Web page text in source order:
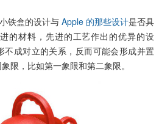
铁盒的设计与 Apple 的那些设计是否具
的材料，先进的工艺作出的优异的设
不成对立的关系，反而可能会形成并置
限，比如第一象限和第二象限。